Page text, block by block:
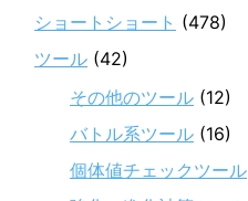
ショートショート (478)
ツール (42)
その他のツール (12)
バトル系ツール (16)
個体値チェックツール